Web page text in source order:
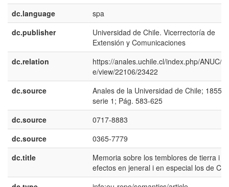
dc.language
spa
dc.publisher
Universidad de Chile. Vicerrectoría de
Extensión y Comunicaciones
dc.relation
https://anales.uchile.cl/index.php/ANUC/
e/view/22106/23422
dc.source
Anales de la Universidad de Chile; 1855:
serie 1; Pág. 583-625
dc.source
0717-8883
dc.source
0365-7779
dc.title
Memoria sobre los temblores de tierra i
efectos en jeneral i en especial los de